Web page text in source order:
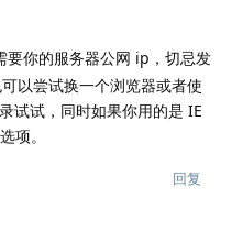
你的服务器公网 ip，切忌发
以尝试换一个浏览器或者使
试试，同时如果你用的是 IE
项。
回复